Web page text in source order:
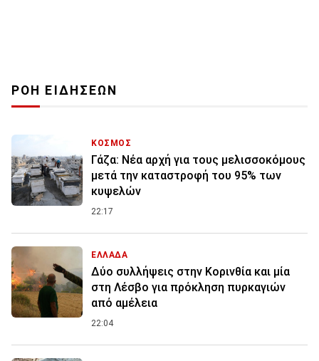
ΡΟΗ ΕΙΔΗΣΕΩΝ
ΚΟΣΜΟΣ
Γάζα: Νέα αρχή για τους μελισσοκόμους
μετά την καταστροφή του 95% των
κυψελών
22:17
ΕΛΛΑΔΑ
Δύο συλλήψεις στην Κορινθία και μία
στη Λέσβο για πρόκληση πυρκαγιών
από αμέλεια
22:04